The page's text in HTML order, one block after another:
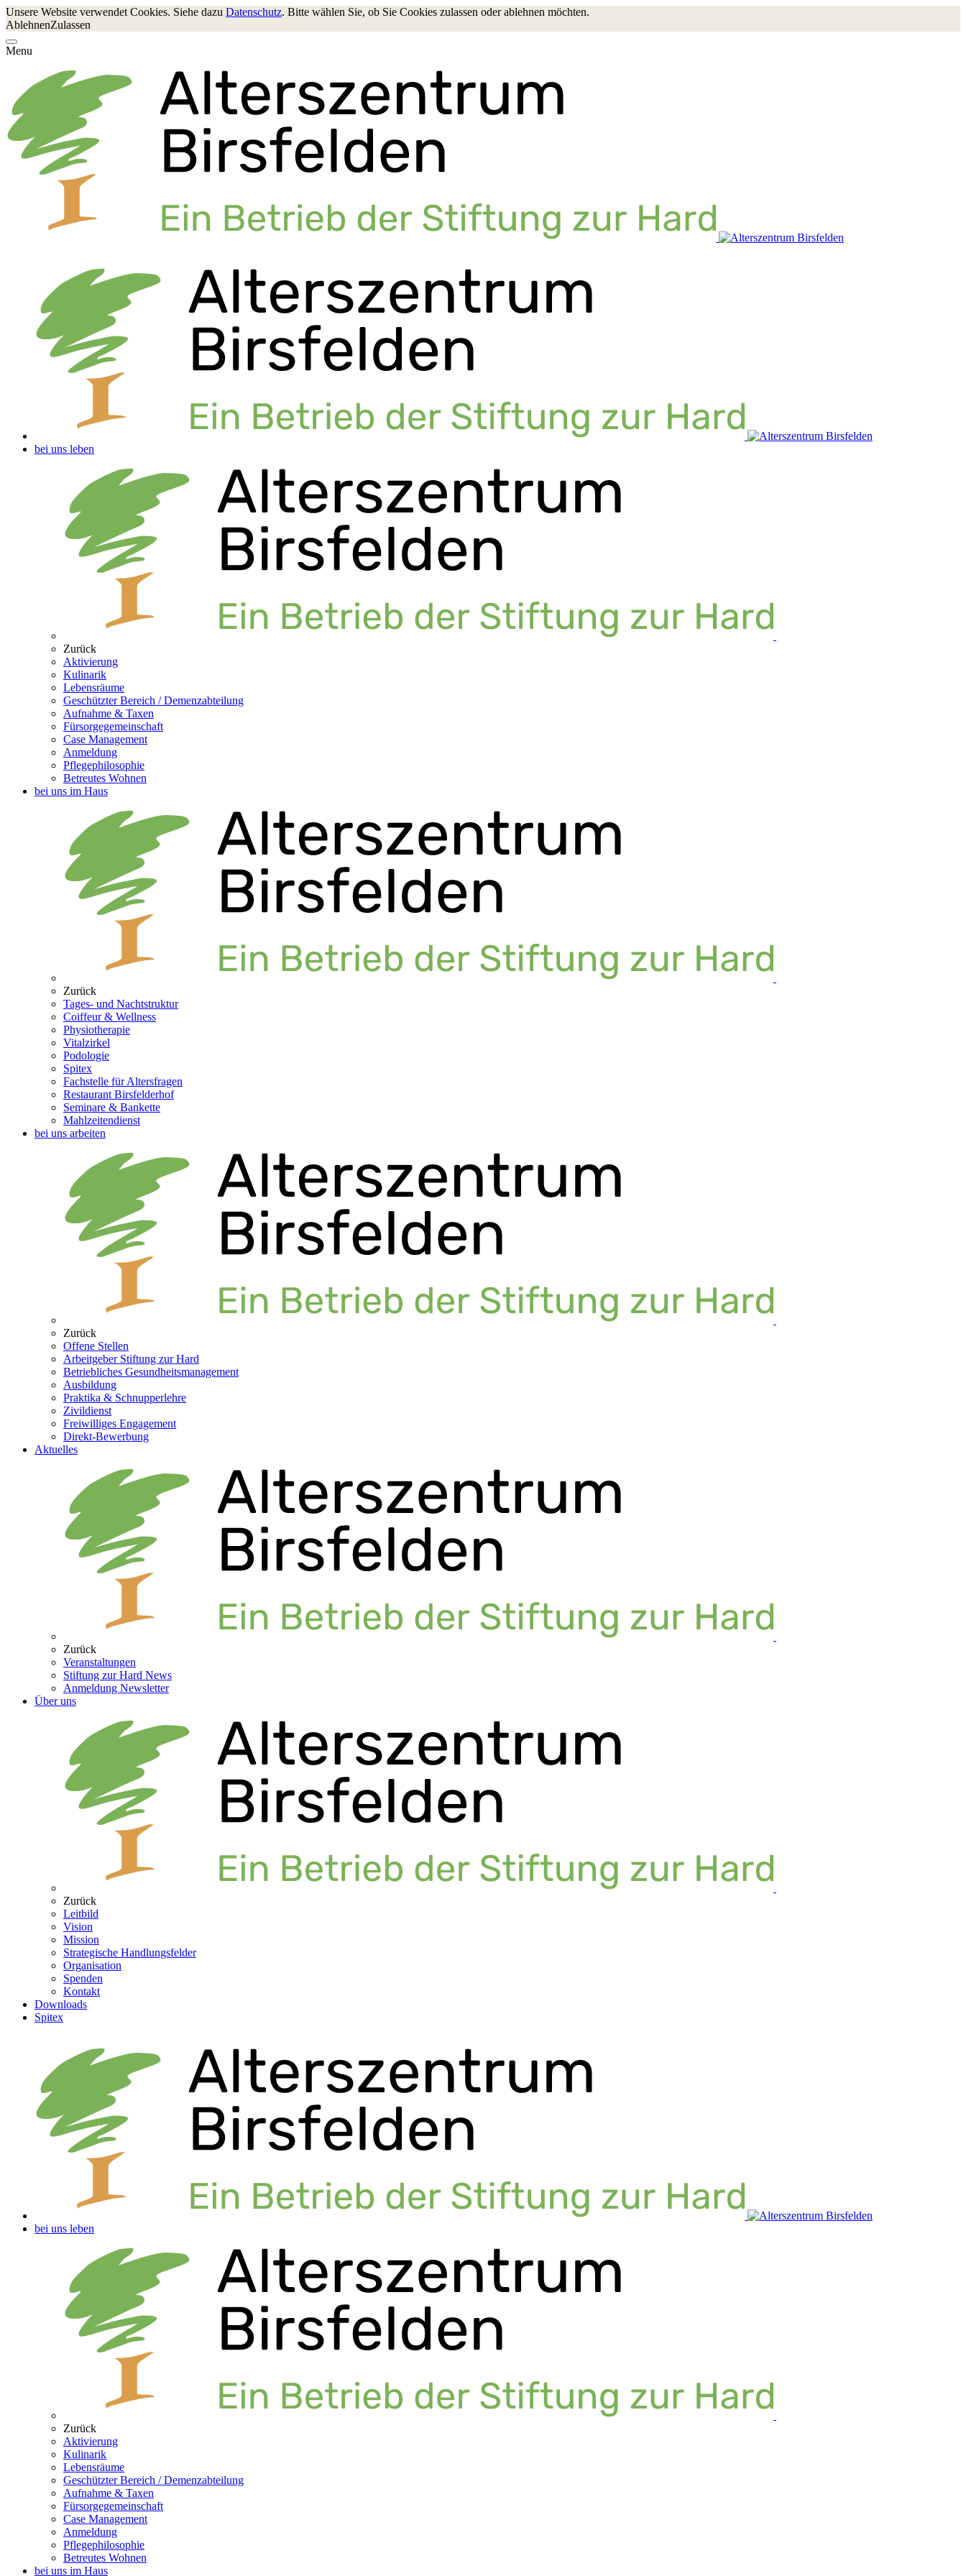
Unsere Website verwendet Cookies. Siehe dazu Datenschutz. Bitte wählen Sie, ob Sie Cookies zulassen oder ablehnen möchten.
AblehnenZulassen
Menu
bei uns leben
Zurück
Aktivierung
Kulinarik
Lebensräume
Geschützter Bereich / Demenzabteilung
Aufnahme & Taxen
Fürsorgegemeinschaft
Case Management
Anmeldung
Pflegephilosophie
Betreutes Wohnen
bei uns im Haus
Zurück
Tages- und Nachtstruktur
Coiffeur & Wellness
Physiotherapie
Vitalzirkel
Podologie
Spitex
Fachstelle für Altersfragen
Restaurant Birsfelderhof
Seminare & Bankette
Mahlzeitendienst
bei uns arbeiten
Zurück
Offene Stellen
Arbeitgeber Stiftung zur Hard
Betriebliches Gesundheitsmanagement
Ausbildung
Praktika & Schnupperlehre
Zivildienst
Freiwilliges Engagement
Direkt-Bewerbung
Aktuelles
Zurück
Veranstaltungen
Stiftung zur Hard News
Anmeldung Newsletter
Über uns
Zurück
Leitbild
Vision
Mission
Strategische Handlungsfelder
Organisation
Spenden
Kontakt
Downloads
Spitex
bei uns leben
Zurück
Aktivierung
Kulinarik
Lebensräume
Geschützter Bereich / Demenzabteilung
Aufnahme & Taxen
Fürsorgegemeinschaft
Case Management
Anmeldung
Pflegephilosophie
Betreutes Wohnen
bei uns im Haus